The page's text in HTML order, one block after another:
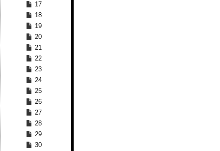
17
18
19
20
21
22
23
24
25
26
27
28
29
30